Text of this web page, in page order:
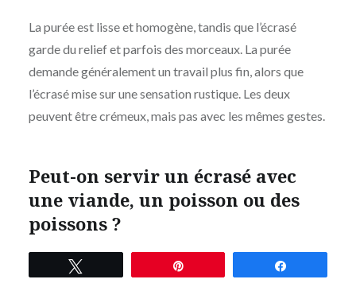
La purée est lisse et homogène, tandis que l’écrasé
garde du relief et parfois des morceaux. La purée
demande généralement un travail plus fin, alors que
l’écrasé mise sur une sensation rustique. Les deux
peuvent être crémeux, mais pas avec les mêmes gestes.
Peut-on servir un écrasé avec
une viande, un poisson ou des
poissons ?
Oui : avec une viande rôtie, il capte bien le jus et